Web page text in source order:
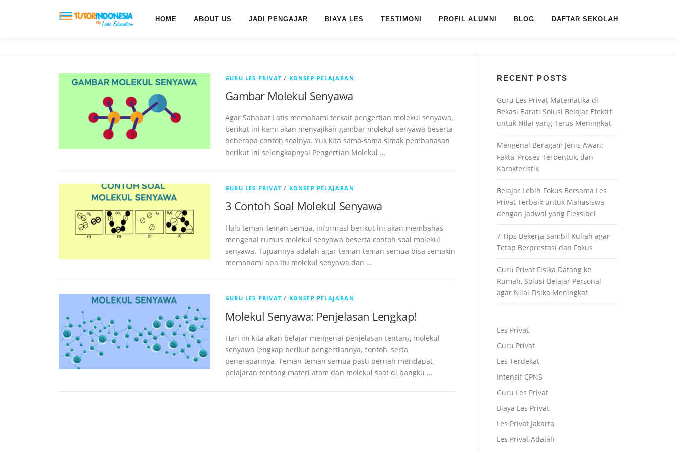
HOME ABOUT US JADI PENGAJAR BIAYA LES TESTIMONI PROFIL ALUMNI BLOG DAFTAR SEKOLAH
GURU LES PRIVAT / KONSEP PELAJARAN
Gambar Molekul Senyawa
Agar Sahabat Latis memahami terkait pengertian molekul senyawa,
berikut ini kami akan menyajikan gambar molekul senyawa beserta
beberapa contoh soalnya. Yuk kita sama-sama simak pembahasan
berikut ini selengkapnya! Pengertian Molekul …
GURU LES PRIVAT / KONSEP PELAJARAN
3 Contoh Soal Molekul Senyawa
Halo teman-teman semua, informasi berikut ini akan membahas
mengenai rumus molekul senyawa beserta contoh soal molekul
senyawa. Tujuannya adalah agar teman-teman semua bisa semakin
memahami apa itu molekul senyawa dan …
GURU LES PRIVAT / KONSEP PELAJARAN
Molekul Senyawa: Penjelasan Lengkap!
Hari ini kita akan belajar mengenai penjelasan tentang molekul
senyawa lengkap berikut pengertiannya, contoh, serta
penerapannya. Teman-teman semua pasti pernah mendapat
pelajaran tentang materi atom dan molekul saat di bangku …
RECENT POSTS
Guru Les Privat Matematika di
Bekasi Barat: Solusi Belajar Efektif
untuk Nilai yang Terus Meningkat
Mengenal Beragam Jenis Awan:
Fakta, Proses Terbentuk, dan
Karakteristik
Belajar Lebih Fokus Bersama Les
Privat Terbaik untuk Mahasiswa
dengan Jadwal yang Fleksibel
7 Tips Bekerja Sambil Kuliah agar
Tetap Berprestasi dan Fokus
Guru Privat Fisika Datang ke
Rumah, Solusi Belajar Personal
agar Nilai Fisika Meningkat
Les Privat
Guru Privat
Les Terdekat
Intensif CPNS
Guru Les Privat
Biaya Les Privat
Les Privat Jakarta
Les Privat Adalah